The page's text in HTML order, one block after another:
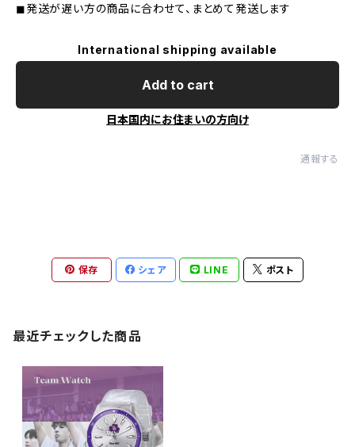
◼︎発送が遅い方の商品に合わせて、まとめて発送します
International shipping available
Add to cart
日本国内にお住まいの方向け
通報する
保存 シェア LINE ポスト
最近チェックした商品